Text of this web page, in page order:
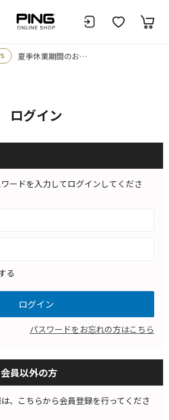
夏季休業期間のお知らせ
ログイン
ードを入力してログインしてくださ
る
パスワードをお忘れの方はこちら
員以外の方
、こちらから会員登録を行ってくださ